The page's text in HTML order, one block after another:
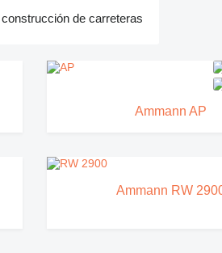
de carreteras
Ammann AP
Ammann RW